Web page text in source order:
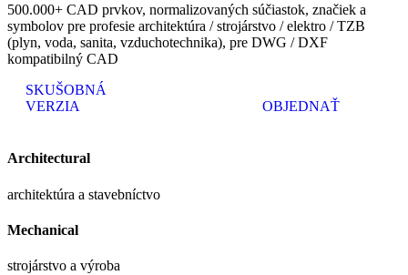
500.000+ CAD prvkov, normalizovaných súčiastok, značiek a
symbolov pre profesie architektúra / strojárstvo / elektro / TZB
(plyn, voda, sanita, vzduchotechnika), pre DWG / DXF
kompatibilný CAD
SKUŠOBNÁ
VERZIA
OBJEDNAŤ
Architectural
architektúra a stavebníctvo
Mechanical
strojárstvo a výroba